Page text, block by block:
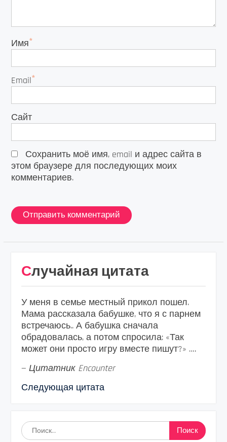
Имя*
Email*
Сайт
Сохранить моё имя, email и адрес сайта в
этом браузере для последующих моих
комментариев.
Случайная цитата
У меня в семье местный прикол пошел.
Мама рассказала бабушке, что я с парнем
встречаюсь.. А бабушка сначала
обрадовалась, а потом спросила: «Так
может они просто игру вместе пишут?» ….
— Цитатник Encounter
Следующая цитата
Найти: